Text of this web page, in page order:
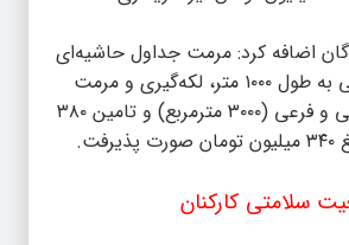
اضافه کرد: مرمت جداول حاشیه‌ای
معابر اصلی و فرعی به طول ۱۰۰۰ متر، لکه‌گیری و مرمت
آسفالت معابر اصلی و فرعی (۳۰۰۰ مترمربع) و تامین ۳۸۰
سلامتی کارکنان